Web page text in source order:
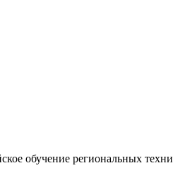
обучение региональных